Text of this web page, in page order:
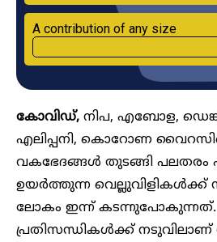
A contribution of any size
കോവിഡ്, നിപ, എബോള,
എലിപ്പനി, കൊറോണ
വകഭേദങ്ങൾ തുടങ്ങി പലതരം
ഉയർത്തുന്ന
ലോകം ഇന്ന്
പ്രതിസന്ധികൾക്ക് നടുവിലാണ്